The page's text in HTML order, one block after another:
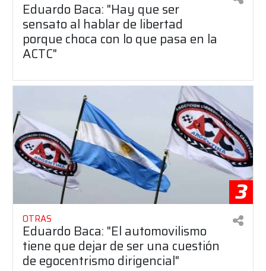
Eduardo Baca: "Hay que ser
sensato al hablar de libertad
porque choca con lo que pasa en la
ACTC"
3
OTRAS
Eduardo Baca: "El automovilismo
tiene que dejar de ser una cuestión
de egocentrismo dirigencial"